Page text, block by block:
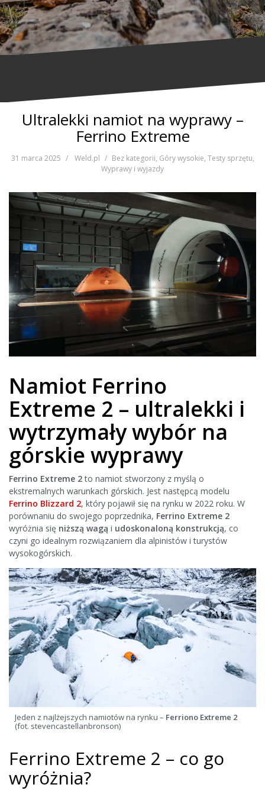
Ultralekki namiot na wyprawy –
Ferrino Extreme
31 marca 2025 Weld.pl Bez kategorii, Góry wysokie, Testy sprzętu,
Wyprawy i wyjazdy
Namiot Ferrino
Extreme 2 – ultralekki i
wytrzymały wybór na
górskie wyprawy
Ferrino Extreme 2to namiot stworzony z myślą o
ekstremalnych warunkach górskich. Jest następcą modelu
Ferrino Blizzard 2, który pojawił się na rynku w 2022 roku. W
porównaniu do swojego poprzednika, Ferrino Extreme 2
wyróżnia się niższą wagą i udoskonaloną konstrukcją, co
czyni go idealnym rozwiązaniem dla alpinistów i turystów
wysokogórskich.
Jeden z najlżejszych namiotów na rynku – Ferriono Extreme 2
(fot. stevencastellanbronson)
Ferrino Extreme 2 – co go
wyróżnia?